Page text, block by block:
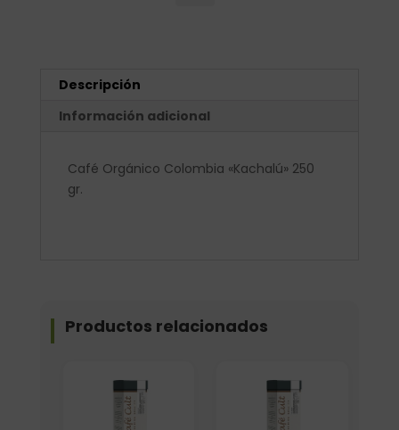
Descripción
Información adicional
Café Orgánico Colombia «Kachalú» 250
gr.
Productos relacionados
Elige: Peso/formato Elige: Peso/formato